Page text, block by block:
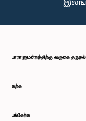
பாராளுமன்றத்திற்கு வருகை தருதல்
கற்க
பங்கேற்க